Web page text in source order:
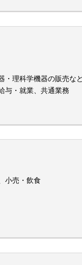
・理科学機器の販売な
与・就業、共通業務
小売・飲食